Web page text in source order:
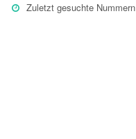
Zuletzt gesuchte Nummern